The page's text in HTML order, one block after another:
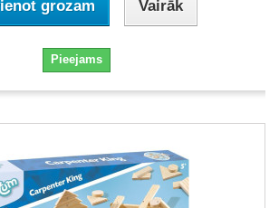
grozam Vairāk
Pieejams